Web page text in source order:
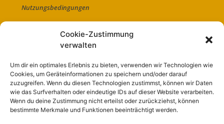
Cookie-Zustimmung
verwalten
Um dir ein optimales Erlebnis zu bieten, verwenden wir Technologien wie
Cookies, um Geräteinformationen zu speichern und/oder darauf
zuzugreifen. Wenn du diesen Technologien zustimmst, können wir Daten
wie das Surfverhalten oder eindeutige IDs auf dieser Website verarbeiten.
Wenn du deine Zustimmung nicht erteilst oder zurückziehst, können
bestimmte Merkmale und Funktionen beeinträchtigt werden.
Nutzungsbedingungen
Abo
Artikel einreichen
Kontakt
Impressum